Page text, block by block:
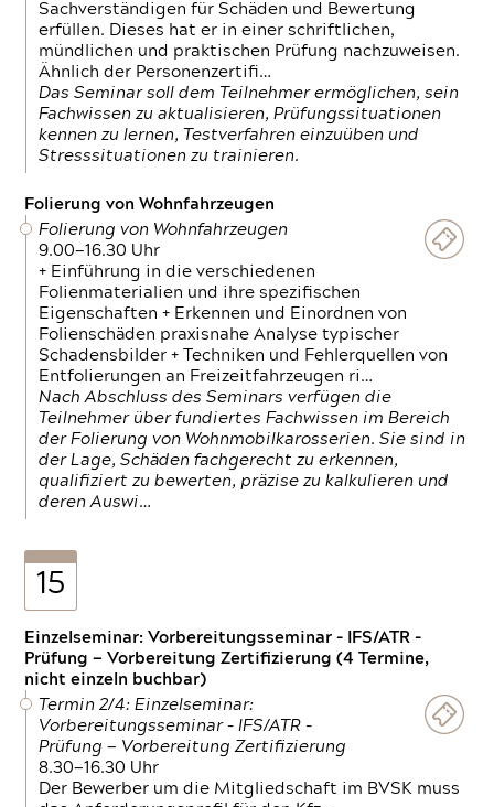
Sachverständigen für Schäden und Bewertung
erfüllen. Dieses hat er in einer schriftlichen,
mündlichen und praktischen Prüfung nachzuweisen.
Ähnlich der Personenzertifi…
Das Seminar soll dem Teilnehmer ermöglichen, sein
Fachwissen zu aktualisieren, Prüfungssituationen
kennen zu lernen, Testverfahren einzuüben und
Stresssituationen zu trainieren.
Folierung von Wohnfahrzeugen
Folierung von Wohnfahrzeugen
9.00—16.30 Uhr
+ Einführung in die verschiedenen
Folienmaterialien und ihre spezifischen
Eigenschaften + Erkennen und Einordnen von
Folienschäden praxisnahe Analyse typischer
Schadensbilder + Techniken und Fehlerquellen von
Entfolierungen an Freizeitfahrzeugen ri…
Nach Abschluss des Seminars verfügen die
Teilnehmer über fundiertes Fachwissen im Bereich
der Folierung von Wohnmobilkarosserien. Sie sind in
der Lage, Schäden fachgerecht zu erkennen,
qualifiziert zu bewerten, präzise zu kalkulieren und
deren Auswi…
15
Einzelseminar: Vorbereitungsseminar - IFS/ATR -
Prüfung — Vorbereitung Zertifizierung (4 Termine,
nicht einzeln buchbar)
Termin 2/4: Einzelseminar:
Vorbereitungsseminar - IFS/ATR -
Prüfung — Vorbereitung Zertifizierung
8.30—16.30 Uhr
Der Bewerber um die Mitgliedschaft im BVSK muss